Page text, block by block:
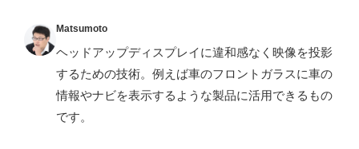
Matsumoto
ヘッドアップディスプレイに違和感なく映像を投影
するための技術。例えば車のフロントガラスに車の
情報やナビを表示するような製品に活用できるもの
です。